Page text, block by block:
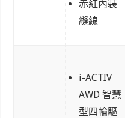
赤紅內裝
縫線
i-ACTIV
AWD 智慧
型四輪驅